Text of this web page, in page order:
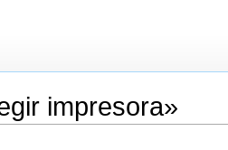
impresora»